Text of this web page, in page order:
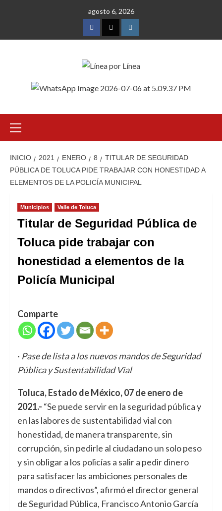
agosto 6, 2026
FacebookTwitterInstagram
primario
INICIO 2021 ENERO 8
TITULAR DE SEGURIDAD
PÚBLICA DE TOLUCA PIDE TRABAJAR CON HONESTIDAD A
ELEMENTOS DE LA POLICÍA MUNICIPAL
Municipios Valle de Toluca
Titular de Seguridad Pública de
Toluca pide trabajar con
honestidad a elementos de la
Policía Municipal
Comparte
· Pase de lista a los nuevos mandos de Seguridad
Pública y Sustentabilidad Vial
Toluca, Estado de México, 07 de enero de
2021.- “Se puede servir en la seguridad pública y
en las labores de sustentabilidad vial con
honestidad, de manera transparente, sin
corrupción, sin pedirle al ciudadano un solo peso
y sin obligar a los policías a salir a pedir dinero
para satisfacer las ambiciones personales de
mandos o directivos”, afirmó el director general
de Seguridad Pública, Francisco Antonio García